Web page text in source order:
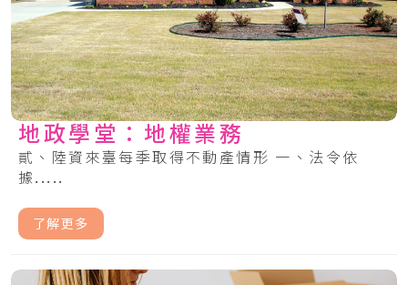
地政學堂：地權業務
貳、陸資來臺每季取得不動產情形 一、法令依
據.....
了解更多